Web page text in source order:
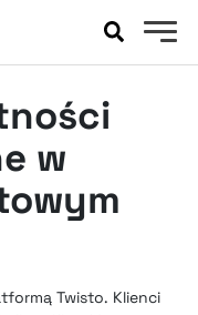
w
Twisto. Klienci